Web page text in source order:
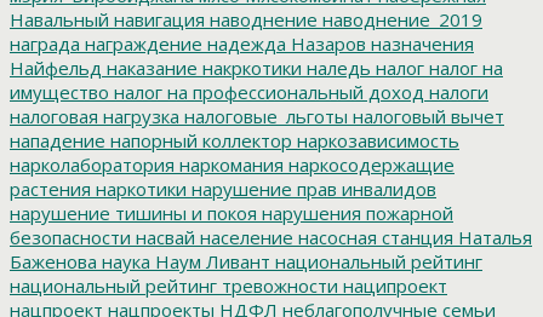
Навальный навигация наводнение наводнение_2019
награда награждение надежда Назаров назначения
Найфельд наказание накркотики наледь налог налог на
имущество налог на профессиональный доход налоги
налоговая нагрузка налоговые_льготы налоговый вычет
нападение напорный коллектор наркозависимость
нарколаборатория наркомания наркосодержащие
растения наркотики нарушение прав инвалидов
нарушение тишины и покоя нарушения пожарной
безопасности насвай население насосная станция Наталья
Баженова наука Наум Ливант национальный рейтинг
национальный рейтинг тревожности наципроект
нацпроект нацпроекты НДФЛ неблагополучные семьи